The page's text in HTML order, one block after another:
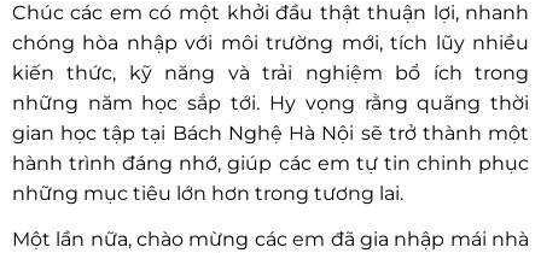
Chúc các em có một khởi đầu thật thuận lợi, nhanh
chóng hòa nhập với môi trường mới, tích lũy nhiều
kiến thức, kỹ năng và trải nghiệm bổ ích trong
những năm học sắp tới. Hy vọng rằng quãng thời
gian học tập tại Bách Nghệ Hà Nội sẽ trở thành một
hành trình đáng nhớ, giúp các em tự tin chinh phục
những mục tiêu lớn hơn trong tương lai.
Một lần nữa, chào mừng các em đã gia nhập mái nhà